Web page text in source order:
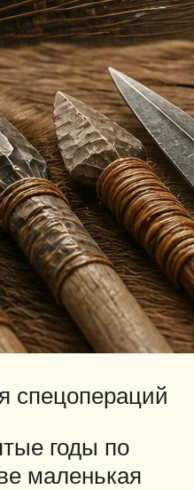
спецопераций
годы по
маленькая